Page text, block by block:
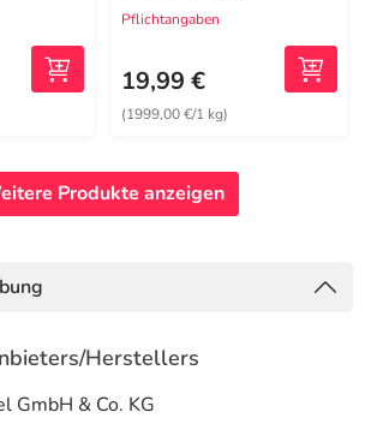
Pflichtangaben
19,99 €
(1999,00 €/1 kg)
Produkte anzeigen
Herstellers
GmbH & Co. KG